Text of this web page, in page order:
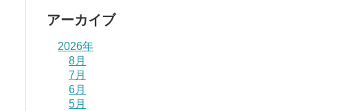
アーカイブ
2026年
8月
7月
6月
5月